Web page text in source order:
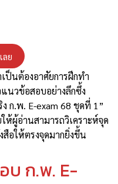
ลย
ป็นต้องอาศัยการฝึกทำ
นวข้อสอบอย่างลึกซึ้ง
ก.พ. E-exam 68 ชุดที่ 1”
ห้ผู้อ่านสามารถวิเคราะห์จุด
อให้ตรงจุดมากยิ่งขึ้น
บ ก.พ. E-